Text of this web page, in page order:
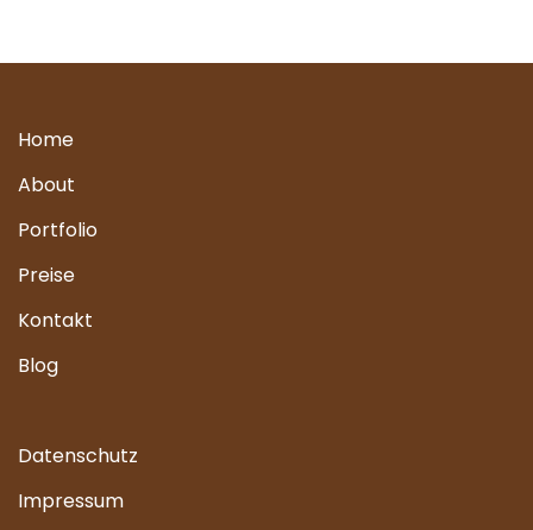
Home
About
Portfolio
Preise
Kontakt
Blog
Datenschutz
Impressum